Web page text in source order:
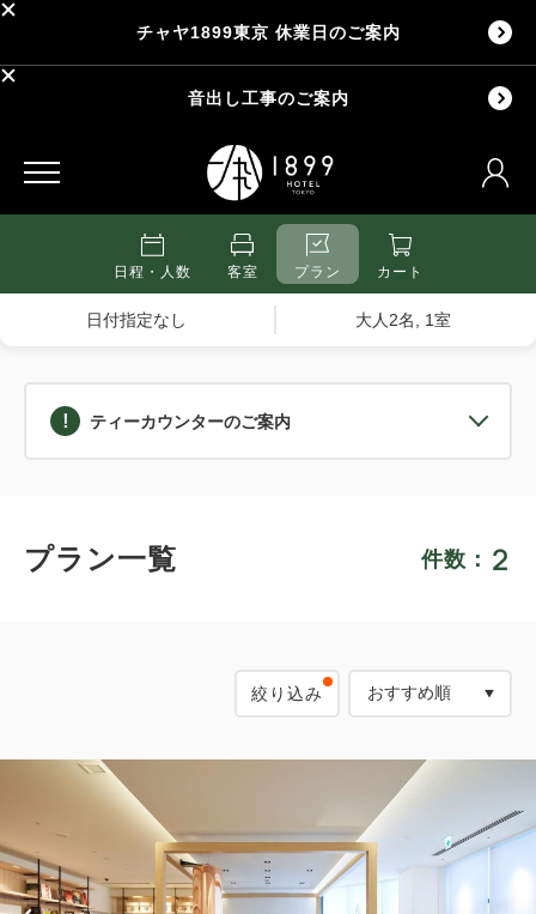
チャヤ1899東京 休業日のご案内
音出し工事のご案内
日程・人数 客室 プラン カート
日付指定なし 大人2名, 1室
ティーカウンターのご案内
プラン一覧 件数： 2
絞り込み